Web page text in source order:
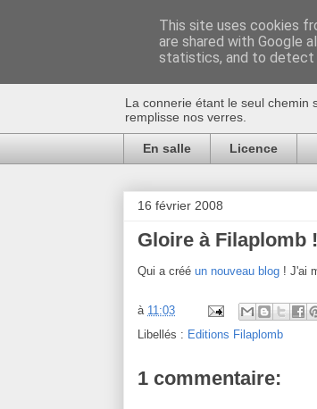
Au bistro !
La connerie étant le seul chemin
remplisse nos verres.
En salle Licence
16 février 2008
Gloire à Filaplomb !
Qui a créé un nouveau blog ! J'ai
à 11:03
Libellés : Editions Filaplomb
1 commentaire:
This site uses cookies
are shared with Google
statistics, and to detect